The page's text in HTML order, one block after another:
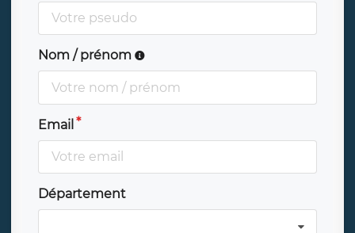
Nom / prénom
Email
Département